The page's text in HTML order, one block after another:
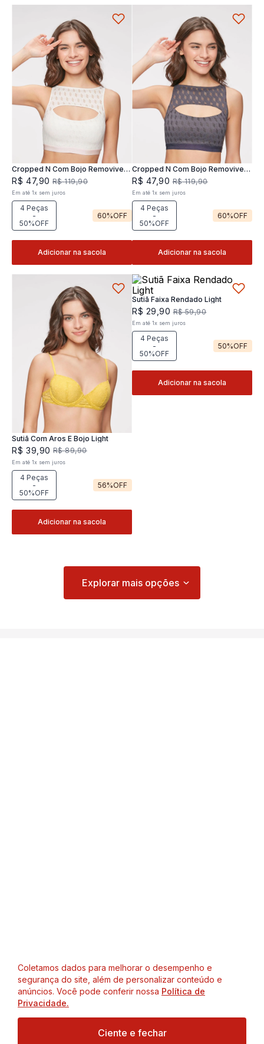
Coletamos dados para melhorar o desempenho e
segurança do site, além de personalizar conteúdo e
anúncios. Você pode conferir nossa Política de
Privacidade.
Ciente e fechar
Cropped N Com Bojo Removivel
Joy
R$ 47, 90 R$ 119,90
Em até1x sem juros
4 Peças
-
50%OFF
60%OFF
Adicionar na sacola
Cropped N Com Bojo Removivel
Joy
R$ 47,90 R$ 119,90
Em até 1x sem juros
4 Peças
-
50%OFF
60%OFF
Adicionar na sacola
Sutiã Com Aros E Bojo Light
R$ 39 90 R$ 89,90
Em até1x sem juros
4 Peças
-
50%OFF
56%OFF
Adicionar na sacola
Sutiã Faixa Rendado Light
R$ 29 ,90 R$ 59,90
Em até 1x sem juros
4 Peças
-
50%OFF
50%OFF
Adicionar na sacola